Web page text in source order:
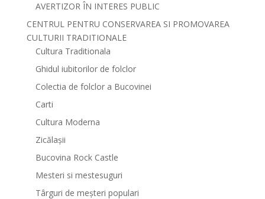
AVERTIZOR ÎN INTERES PUBLIC
CENTRUL PENTRU CONSERVAREA SI PROMOVAREA
CULTURII TRADITIONALE
Cultura Traditionala
Ghidul iubitorilor de folclor
Colectia de folclor a Bucovinei
Carti
Cultura Moderna
Zicălașii
Bucovina Rock Castle
Mesteri si mestesuguri
Târguri de meșteri populari